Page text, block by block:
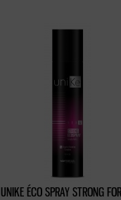
UNIKE ÉCO SPRAY STRONG